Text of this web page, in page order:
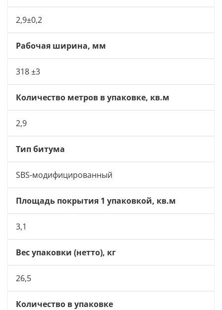
2,9±0,2
Рабочая ширина, мм
318 ±3
Количество метров в упаковке, кв.м
2,9
Тип битума
SBS-модифицированный
Площадь покрытия 1 упаковкой, кв.м
3,1
Вес упаковки (нетто), кг
26,5
Количество в упаковке